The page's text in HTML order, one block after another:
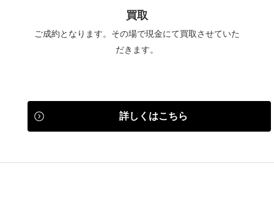
買取
ご成約となります。その場で現金にて買取させていた
だきます。
詳しくはこちら